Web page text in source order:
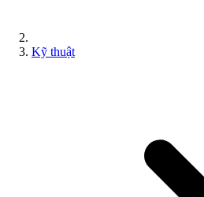
Kỹ thuật